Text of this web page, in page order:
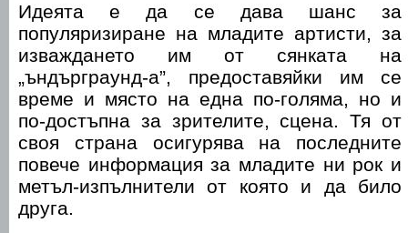
Идеята е да се дава шанс за
популяризиране на младите артисти, за
изваждането им от сянката на
„ъндърграунд-а”, предоставяйки им се
време и място на една по-голяма, но и
по-достъпна за зрителите, сцена. Тя от
своя страна осигурява на последните
повече информация за младите ни рок и
метъл-изпълнители от която и да било
друга.